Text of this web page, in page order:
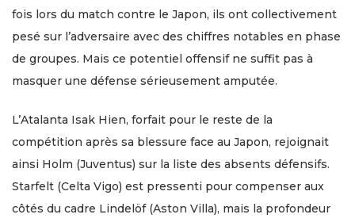
fois lors du match contre le Japon, ils ont collectivement
pesé sur l’adversaire avec des chiffres notables en phase
de groupes. Mais ce potentiel offensif ne suffit pas à
masquer une défense sérieusement amputée.
L’Atalanta Isak Hien, forfait pour le reste de la
compétition après sa blessure face au Japon, rejoignait
ainsi Holm (Juventus) sur la liste des absents défensifs.
Starfelt (Celta Vigo) est pressenti pour compenser aux
côtés du cadre Lindelöf (Aston Villa), mais la profondeur